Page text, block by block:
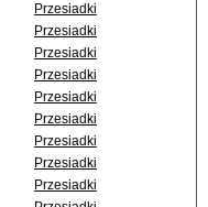
Przesiadki
Przesiadki
Przesiadki
Przesiadki
Przesiadki
Przesiadki
Przesiadki
Przesiadki
Przesiadki